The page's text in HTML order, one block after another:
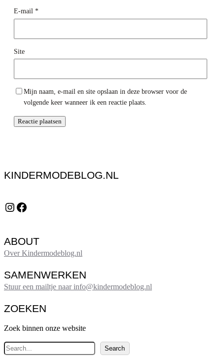
E-mail *
Site
Mijn naam, e-mail en site opslaan in deze browser voor de
volgende keer wanneer ik een reactie plaats.
KINDERMODEBLOG.NL
Instagram Facebook
ABOUT
Over Kindermodeblog.nl
SAMENWERKEN
Stuur een mailtje naar info@kindermodeblog.nl
ZOEKEN
Zoek binnen onze website
Z
Search